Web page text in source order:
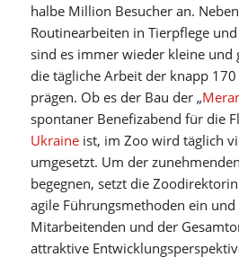
halbe Million Besucher an.
Routinearbeiten in Tierpflege
sind es immer wieder kleine und
die tägliche Arbeit der knapp
prägen. Ob es der Bau der „
spontaner Benefizabend für die
Ukraineist, im Zoo wird täglich
umgesetzt. Um der
begegnen, setzt die
agile Führungsmethoden ein
Mitarbeitenden und der
attraktive